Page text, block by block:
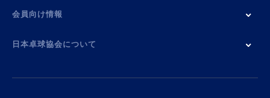
会員向け情報
日本卓球協会について